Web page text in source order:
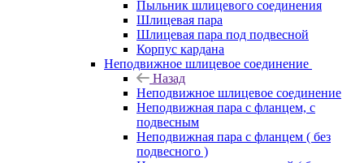
Пыльник шлицевого соединения
Шлицевая пара
Шлицевая пара под подвесной
Корпус кардана
Неподвижное шлицевое соединение
Назад
Неподвижное шлицевое соединение
Неподвижная пара с фланцем, с
подвесным
Неподвижная пара с фланцем ( без
подвесного )